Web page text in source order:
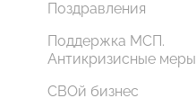
Поздравления
Поддержка МСП.
Антикризисные меры
СВОй бизнес